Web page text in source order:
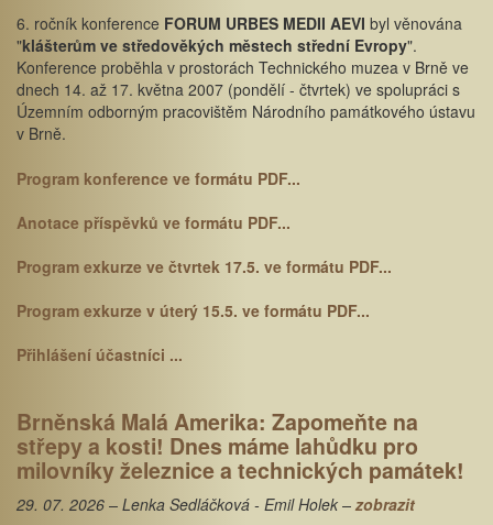
6. ročník konference FORUM URBES MEDII AEVI byl věnována
"klášterům ve středověkých městech střední Evropy".
Konference proběhla v prostorách Technického muzea v Brně ve
dnech 14. až 17. května 2007 (pondělí - čtvrtek) ve spolupráci s
Územním odborným pracovištěm Národního památkového ústavu
v Brně.
Program konference ve formátu PDF...
Anotace příspěvků ve formátu PDF...
Program exkurze ve čtvrtek 17.5. ve formátu PDF...
Program exkurze v úterý 15.5. ve formátu PDF...
Přihlášení účastníci ...
Brněnská Malá Amerika: Zapomeňte na
střepy a kosti! Dnes máme lahůdku pro
milovníky železnice a technických památek!
29. 07. 2026 – Lenka Sedláčková - Emil Holek – zobrazit